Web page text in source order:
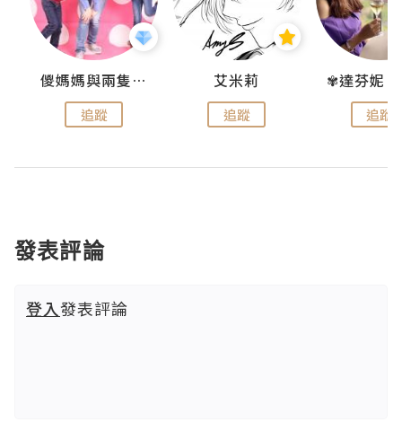
儍媽媽與兩隻小魔怪之家
追蹤
艾米莉
追蹤 追蹤
發表評論
登入發表評論